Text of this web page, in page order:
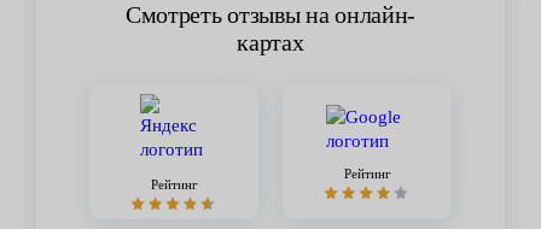
Смотреть отзывы на онлайн-
картах
Рейтинг
Рейтинг